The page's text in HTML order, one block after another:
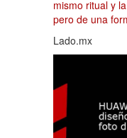
mismo ritual y
pero de una
Lado.mx